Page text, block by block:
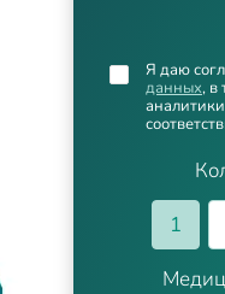
1
Я даю
данных, в